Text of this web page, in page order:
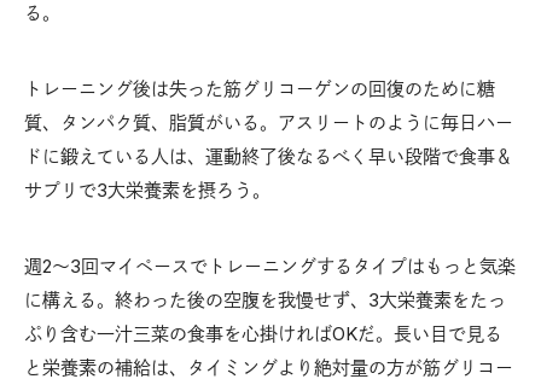
る。
トレーニング後は失った筋グリコーゲンの回復のために糖
質、タンパク質、脂質がいる。アスリートのように毎日ハー
ドに鍛えている人は、運動終了後なるべく早い段階で食事＆
サプリで3大栄養素を摂ろう。
週2〜3回マイペースでトレーニングするタイプはもっと気楽
に構える。終わった後の空腹を我慢せず、3大栄養素をたっ
ぷり含む一汁三菜の食事を心掛ければOKだ。長い目で見る
と栄養素の補給は、タイミングより絶対量の方が筋グリコー